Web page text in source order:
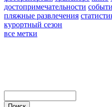
достопримечательности
пляжные развлечения
курортный сезон
все метки